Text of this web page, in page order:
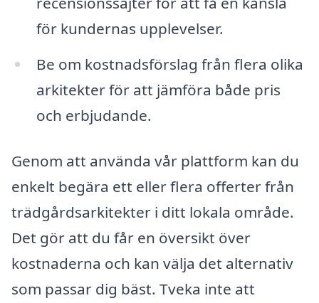
för kundernas upplevelser.
Be om kostnadsförslag från flera olika
arkitekter för att jämföra både pris
och erbjudande.
Genom att använda vår plattform kan du
enkelt begära ett eller flera offerter från
trädgårdsarkitekter i ditt lokala område.
Det gör att du får en översikt över
kostnaderna och kan välja det alternativ
som passar dig bäst. Tveka inte att